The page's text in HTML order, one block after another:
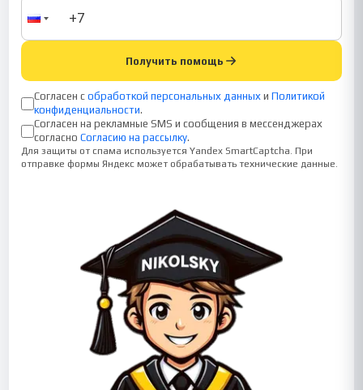
Получить помощь
Согласен с обработкой персональных данных и Политикой
конфиденциальности.
Согласен на рекламные SMS и сообщения в мессенджерах
согласно Согласию на рассылку.
Для защиты от спама используется Yandex SmartCaptcha. При
отправке формы Яндекс может обрабатывать технические данные.